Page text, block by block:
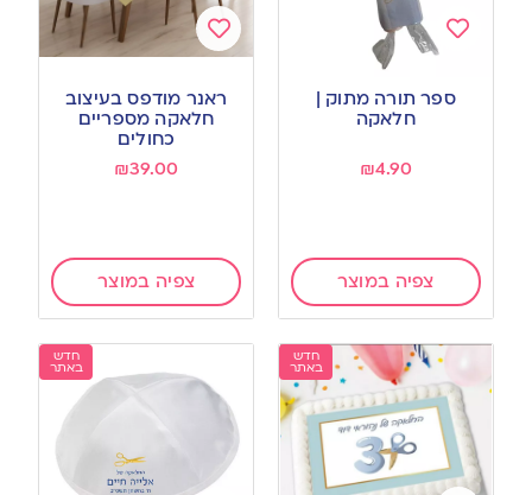
to
wishlist
ספר תורה מתוק |
חלאקה
₪4.90
צפיה במוצר
Add
to
wishlist
ראנר מודפס בעיצוב
חלאקה מספריים
כחולים
₪39.00
צפיה במוצר
חדש
באתר
חדש
באתר